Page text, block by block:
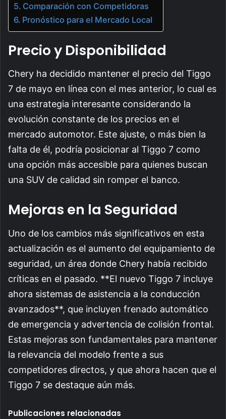
Comparación con Competidoras
Pronóstico para el Mercado Local
Precio y Disponibilidad
Chery ha decidido mantener el precio del Tiggo
7 de mayo en línea con el mes anterior, lo cual es
una estrategia interesante considerando la
evolución constante de los precios en el
mercado automotor. Este ajuste, o más bien la
falta de él, podría posicionar al Tiggo 7 como
una opción más accesible para quienes buscan
una SUV de calidad sin romper el banco.
Mejoras en la Seguridad
Uno de los cambios más significativos en esta
actualización es el aumento del equipamiento de
seguridad, un área donde Chery había recibido
críticas en el pasado. **El nuevo Tiggo 7 incluye
ahora sistemas de asistencia a la conducción
avanzados**, que incluyen frenado automático
de emergencia y advertencia de colisión frontal.
Estas mejoras son fundamentales para mantener
la relevancia del modelo frente a sus
competidores directos, y que ahora hacen que el
Tiggo 7 se destaque aún más.
Publicaciones relacionadas